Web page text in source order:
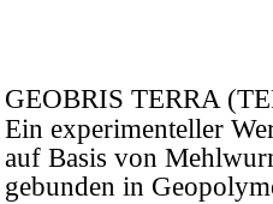
GEOBRIS TERRA
Ein experimenteller
auf Basis von
gebunden in